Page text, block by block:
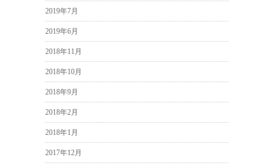
2019年7月
2019年6月
2018年11月
2018年10月
2018年9月
2018年2月
2018年1月
2017年12月